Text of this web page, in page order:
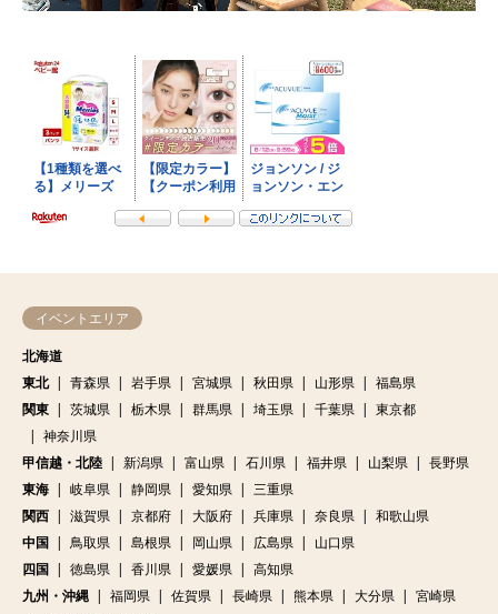
イベントエリア
北海道
東北
青森県 岩手県 宮城県 秋田県 山形県
福島県
関東
茨城県 栃木県 群馬県 埼玉県 千葉県
東京都
神奈川県
甲信越・北陸
新潟県 富山県 石川県 福井県 山梨県
長野県
東海
岐阜県 静岡県 愛知県
三重県
関西
滋賀県 京都府 大阪府 兵庫県 奈良県
和歌山県
中国
鳥取県 島根県 岡山県 広島県
山口県
四国
徳島県 香川県 愛媛県
高知県
九州・沖縄
福岡県 佐賀県 長崎県 熊本県 大分県
宮崎県